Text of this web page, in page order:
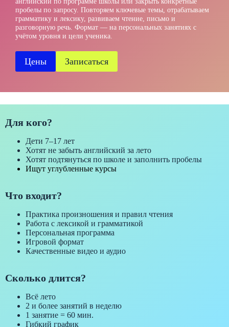
пробелы по запросу. Повторяем ключевые темы, отрабатываем
грамматику и лексику, развиваем чтение, письмо и
разговорную речь. Формат — на персональных занятиях с
учётом уровня и цели ученика.
Цены Записаться
Для кого?
Дети 7–17 лет
Хотят не забыть английский за лето
Хотят подтянуться по школе и заполнить пробелы
Ищут углубленные курсы
Что входит?
Практика произношения и правил чтения
Работа с лексикой и грамматикой
Персональная программа
Игровой формат
Качественные видео и аудио
Сколько длится?
Всё лето
2 и более занятий в неделю
1 занятие = 60 мин.
Гибкий график